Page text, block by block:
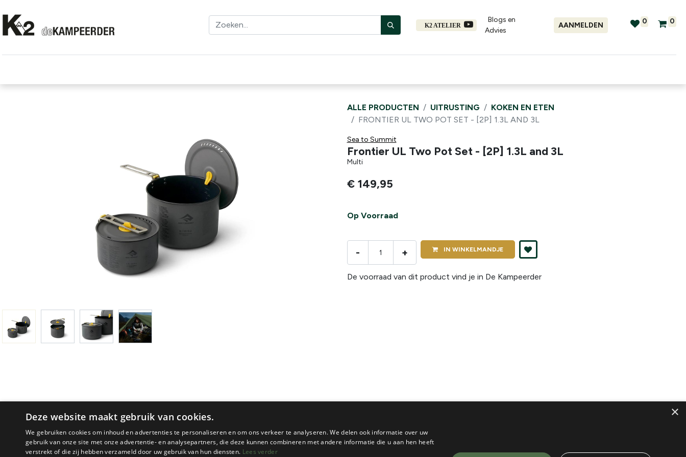
K2 ATELIER
Blogs en
Advies​
AANMELDEN 0 0
ALLE PRODUCTEN UITRUSTING
KOKEN EN ETEN
FRONTIER UL TWO POT SET - [2P] 1.3L AND 3L
Sea to Summit
Frontier UL Two Pot Set - [2P] 1.3L and 3L
Multi
€ 149,95
Op Voorraad
- + IN WINKELMANDJE
De voorraad van dit product vind je in De Kampeerder
PRODUCTOMSCHRIJVING
×
Deze website maakt gebruik van cookies.
We gebruiken cookies om inhoud en advertenties te personaliseren en om ons verkeer te analyseren. We delen ook informatie over uw
gebruik van onze site met onze advertentie- en analysepartners, die deze kunnen combineren met andere informatie die u aan hen heeft
verstrekt of die zij hebben verzameld door uw gebruik van hun diensten. Lees verder